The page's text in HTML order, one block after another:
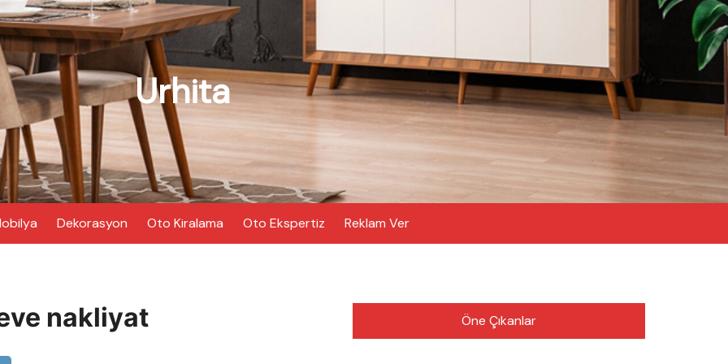
Urhita
Dekorasyon Oto Kiralama Oto Ekspertiz Reklam Ver
nakliyat Öne Çıkanlar